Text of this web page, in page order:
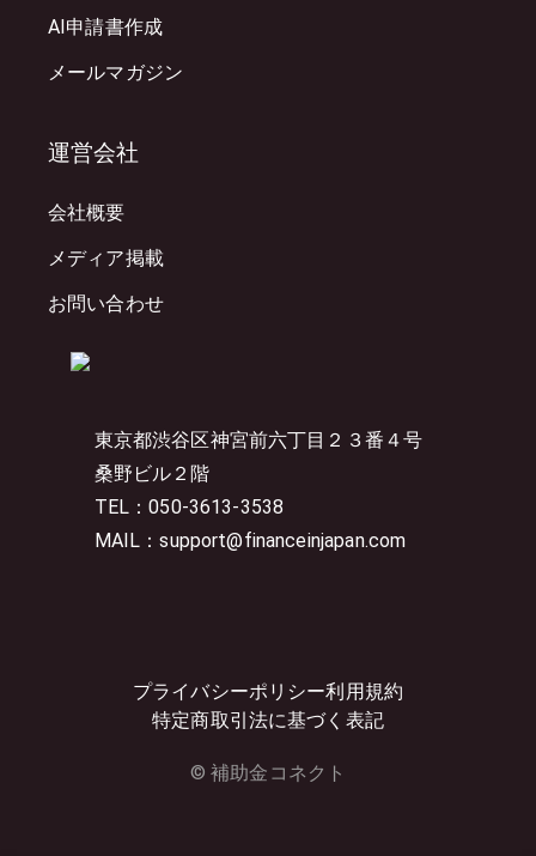
東京都渋谷区神宮前六丁目２３番４号
桑野ビル２階
TEL：050-3613-3538
MAIL：support@financeinjapan.com
プライバシーポリシー利用規約
特定商取引法に基づく表記
© 補助金コネクト
AI申請書作成
メールマガジン
運営会社
会社概要
メディア掲載
お問い合わせ